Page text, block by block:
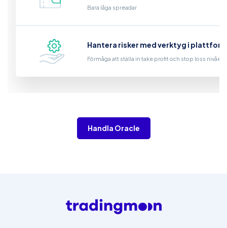
Bara låga spreadar
Hantera risker med verktyg i
Förmåga att ställa in take profit och stop loss nivåer
Handla Oracle